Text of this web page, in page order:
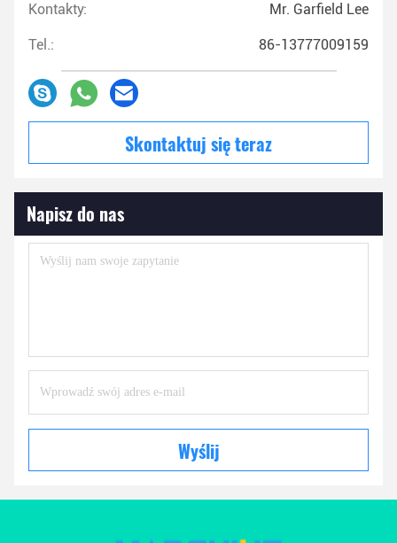
Kontakty: Mr. Garfield Lee
Tel.: 86-13777009159
Skontaktuj się teraz
Napisz do nas
Wyślij